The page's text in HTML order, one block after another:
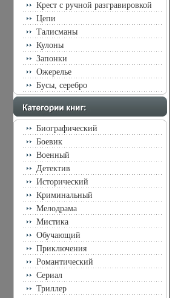
Крест с ручной разгравировкой
Цепи
Талисманы
Кулоны
Запонки
Ожерелье
Бусы, серебро
Биографический
Боевик
Военный
Детектив
Исторический
Криминальный
Мелодрама
Мистика
Обучающий
Приключения
Романтический
Сериал
Триллер